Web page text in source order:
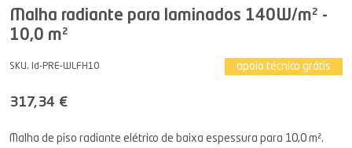
Malha radiante para laminados 140W/m² -
10,0 m²
SKU. Id-PRE-WLFH10 apoio técnico grátis
317,34 €
Malha de piso radiante elétrico de baixa espessura para 10,0 m².